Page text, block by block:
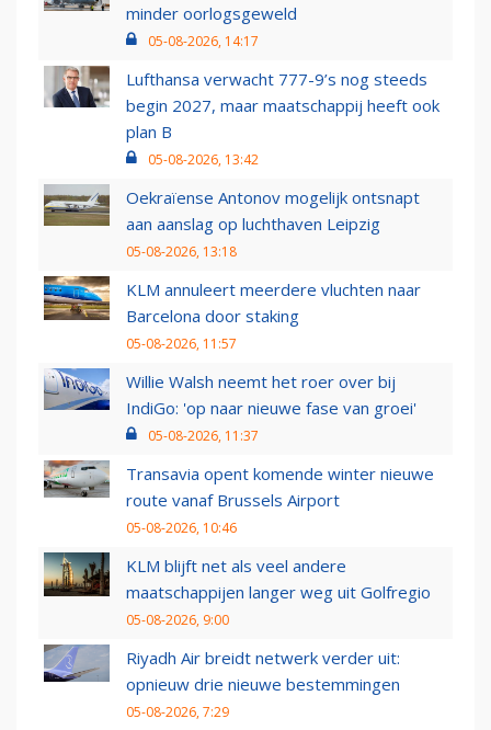
minder oorlogsgeweld
05-08-2026, 14:17
Lufthansa verwacht 777-9’s nog steeds
begin 2027, maar maatschappij heeft ook
plan B
05-08-2026, 13:42
Oekraïense Antonov mogelijk ontsnapt
aan aanslag op luchthaven Leipzig
05-08-2026, 13:18
KLM annuleert meerdere vluchten naar
Barcelona door staking
05-08-2026, 11:57
Willie Walsh neemt het roer over bij
IndiGo: 'op naar nieuwe fase van groei'
05-08-2026, 11:37
Transavia opent komende winter nieuwe
route vanaf Brussels Airport
05-08-2026, 10:46
KLM blijft net als veel andere
maatschappijen langer weg uit Golfregio
05-08-2026, 9:00
Riyadh Air breidt netwerk verder uit:
opnieuw drie nieuwe bestemmingen
05-08-2026, 7:29